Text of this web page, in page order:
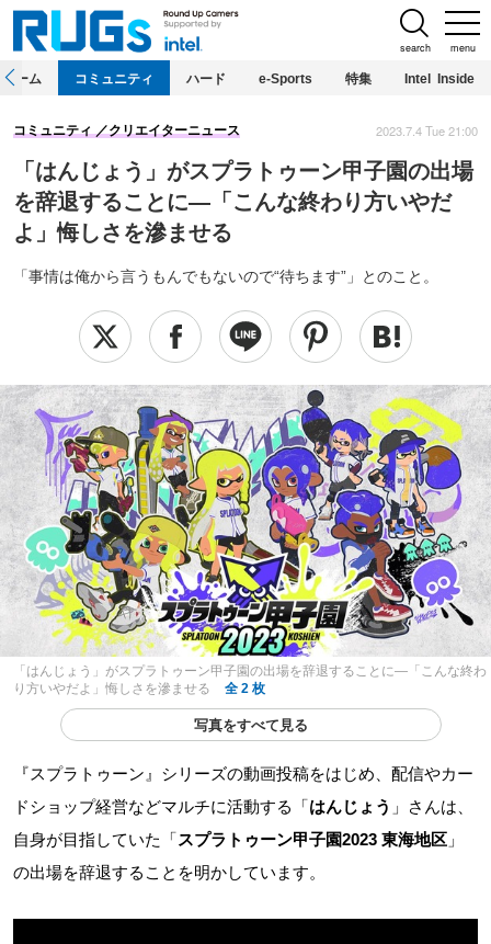
menu
search
ホーム コミュニティ ハード e-Sports 特集 Intel Inside
「はんじょう」がスプラトゥーン甲子園の出場
を辞退することに―「こんな終わり方いやだ
よ」悔しさを滲ませる
「事情は俺から言うもんでもないので“待ちます”」とのこと。
コミュニティ クリエイターニュース 2023.7.4 Tue 21:00
「はんじょう」がスプラトゥーン甲子園の出場を辞退することに―「こんな終わ
り方いやだよ」悔しさを滲ませる
全 2 枚
写真をすべて見る
『スプラトゥーン』シリーズの動画投稿をはじめ、配信やカー
ドショップ経営などマルチに活動する「はんじょう 」さんは、
自身が目指していた「スプラトゥーン甲子園2023 東海地区 」
の出場を辞退することを明かしています。